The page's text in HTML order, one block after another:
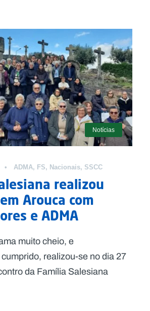
Notícias
• ADMA, FS, Nacionais, SSCC
realizou
Arouca com
e ADMA
muito cheio, e
realizou-se no dia 27
da Família Salesiana